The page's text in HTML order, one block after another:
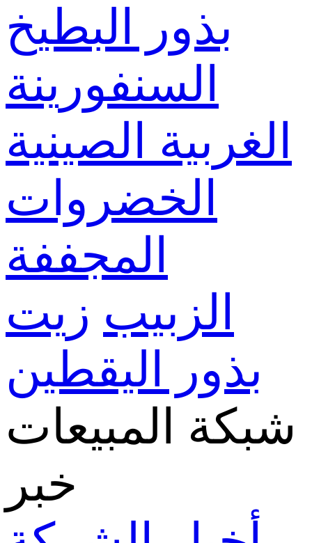
بذور البطيخ
السنفورينة
الغربية الصينية
الخضروات
المجففة
الزبيب زيت
بذور اليقطين
شبكة المبيعات
خبر